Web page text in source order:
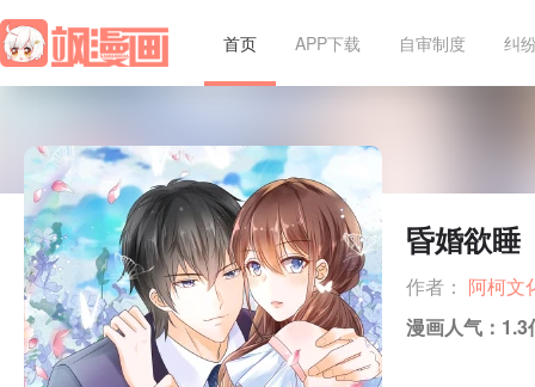
首页 APP下载 自审制度 纠
昏婚欲睡
作者： 阿柯文
漫画人气： 1.3